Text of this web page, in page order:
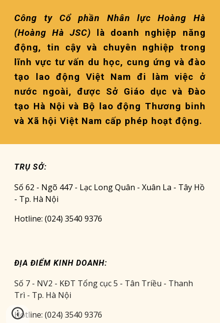
Công ty Cổ phần Nhân lực Hoàng Hà
(Hoàng Hà JSC) là doanh nghiệp năng
động, tin cậy và chuyên nghiệp trong
lĩnh vực tư vấn du học, cung ứng và đào
tạo lao động Việt Nam đi làm việc ở
nước ngoài, được Sở Giáo dục và Đào
tạo Hà Nội và Bộ lao động Thương binh
và Xã hội Việt Nam cấp phép hoạt động.
TRỤ SỞ:
Số 62 - Ngõ 447 - Lạc Long Quân - Xuân La - Tây Hồ
- Tp. Hà Nội
Hotline: (024) 3540 9376
ĐỊA ĐIỂM KINH DOANH:
Số 7 - NV2 - KĐT Tổng cục 5 - Tân Triều - Thanh
Trì - Tp. Hà Nội
Hotline: (024) 3540 9376